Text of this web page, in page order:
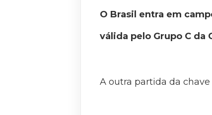
O Brasil entra em
válida pelo Grupo C da
A outra partida da chave